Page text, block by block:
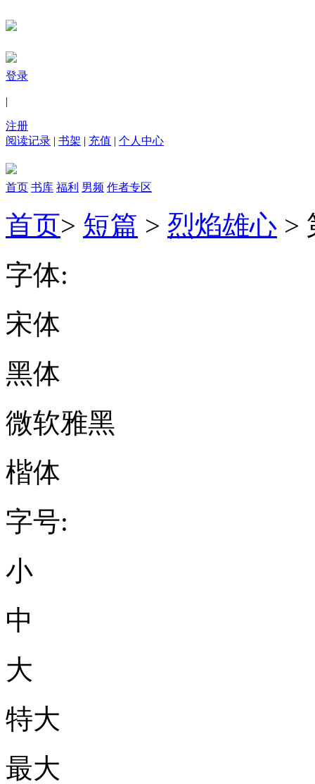
登录
|
注册
阅读记录 | 书架 | 充值 | 个人中心
首页 书库 福利 男频 作者专区
首页> 短篇 > 烈焰雄心 >
字体:
宋体
黑体
微软雅黑
楷体
字号:
小
中
大
特大
最大